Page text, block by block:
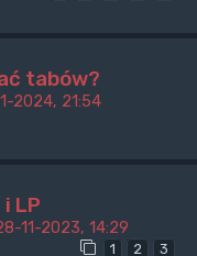
tabów?
2024, 21:54
LP
11-2023, 14:29
1 2 3